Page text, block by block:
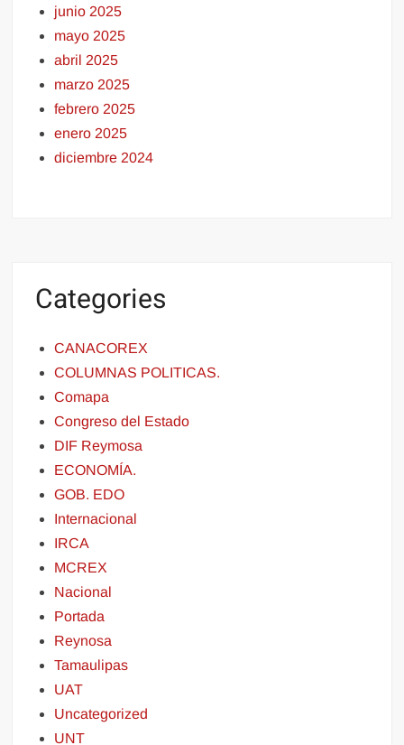
junio 2025
mayo 2025
abril 2025
marzo 2025
febrero 2025
enero 2025
diciembre 2024
Categories
CANACOREX
COLUMNAS POLITICAS.
Comapa
Congreso del Estado
DIF Reymosa
ECONOMÍA.
GOB. EDO
Internacional
IRCA
MCREX
Nacional
Portada
Reynosa
Tamaulipas
UAT
Uncategorized
UNT